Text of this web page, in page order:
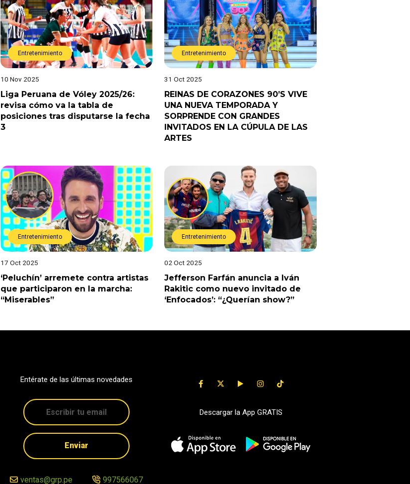
Entretenimiento
10 Nov 2025
Liga Peruana de Vóley 2025/26:
revisa cómo va la tabla de
posiciones tras disputarse la fecha
3
Entretenimiento
31 Oct 2025
REINAS DE CORAZONES 90’S VIVE
UNA NUEVA TEMPORADA Y
SORPRENDE CON GRANDES
INVITADOS EN LA CÚPULA DE LAS
ARTES
Entretenimiento
17 Oct 2025
‘Peluchín’ arremete contra artistas
que participaron en la marcha:
“Miserables”
Entretenimiento
02 Oct 2025
Jefferson Farfán anuncia a Iván
Rakitic como nuevo invitado de
‘Enfocados’: “¿Querían show?”
Entérate de las últimas novedades
Enviar
ventas@grp.pe 997566067
Descargar la App GRATIS